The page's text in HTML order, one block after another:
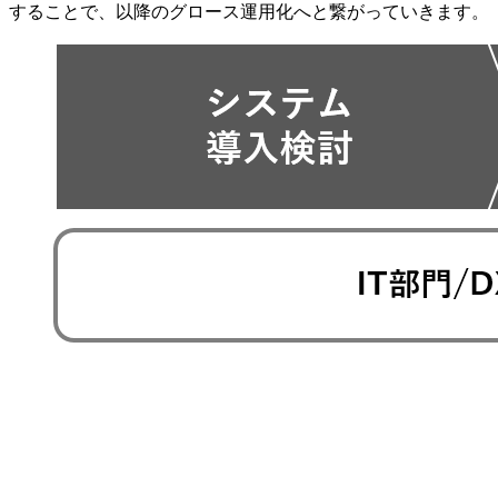
することで、以降のグロース運用化へと繋がっていきます。